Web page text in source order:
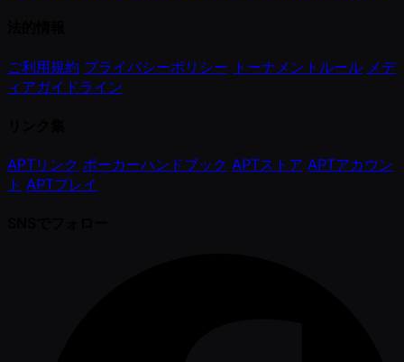
ご利用規約 プライバシーポリシー トーナメントルール メデ
ィアガイドライン
APTリンク ポーカーハンドブック APTストア APTアカウン
ト APTプレイ